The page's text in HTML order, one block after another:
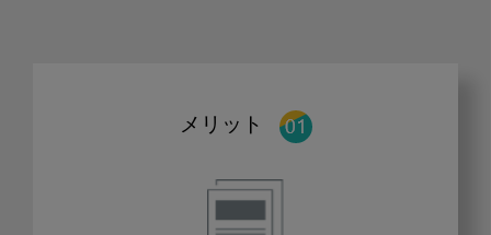
メリット